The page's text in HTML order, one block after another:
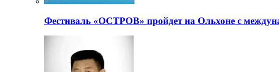
Фестиваль «ОСТРОВ» пройдет на Ольхоне с